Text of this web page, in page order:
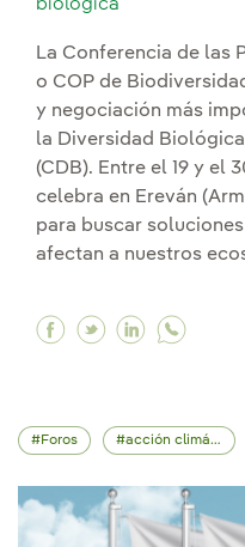
biológica
La Conferencia de las
o COP de
y negociación más
la Diversidad
(CDB). Entre el 19 y el
celebra en Ereván
para buscar
afectan a nuestros
Facebook
TwitterLinkedin
Foros acción climática